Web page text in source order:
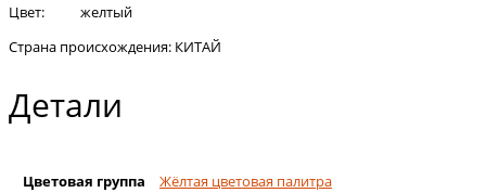
Цвет: желтый
Страна происхождения: КИТАЙ
Детали
Цветовая группа Жёлтая цветовая палитра